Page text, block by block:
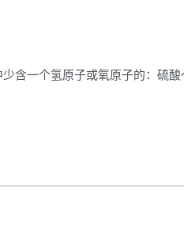
含一个氢原子或氧原子的：硫